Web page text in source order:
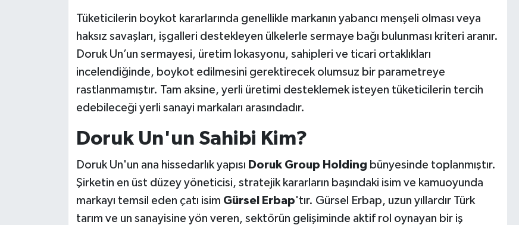
Tüketicilerin boykot kararlarında genellikle markanın yabancı menşeli olması veya
haksız savaşları, işgalleri destekleyen ülkelerle sermaye bağı bulunması kriteri aranır.
Doruk Un’un sermayesi, üretim lokasyonu, sahipleri ve ticari ortaklıkları
incelendiğinde, boykot edilmesini gerektirecek olumsuz bir parametreye
rastlanmamıştır. Tam aksine, yerli üretimi desteklemek isteyen tüketicilerin tercih
edebileceği yerli sanayi markaları arasındadır.
Doruk Un'un Sahibi Kim?
Doruk Un'un ana hissedarlık yapısı Doruk Group Holding bünyesinde toplanmıştır.
Şirketin en üst düzey yöneticisi, stratejik kararların başındaki isim ve kamuoyunda
markayı temsil eden çatı isim Gürsel Erbap'tır. Gürsel Erbap, uzun yıllardır Türk
tarım ve un sanayisine yön veren, sektörün gelişiminde aktif rol oynayan bir iş